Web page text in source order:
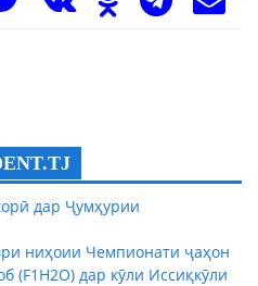
дар Ҷумҳурии
ниҳоии Чемпионати ҷаҳон
(F1H2O) дар кӯли Иссиқкӯли